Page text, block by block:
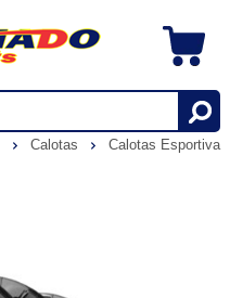
Calotas Calotas Esportiva